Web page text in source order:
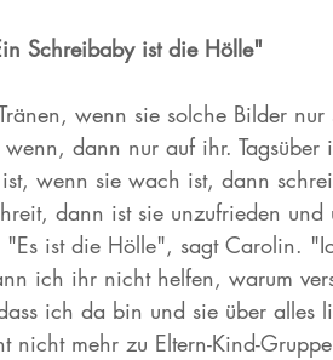
Schreibaby ist die Hölle"
wenn sie solche Bilder nur
dann nur auf ihr. Tagsüber
wenn sie wach ist, dann
dann ist sie unzufrieden
ist die Hölle", sagt Carolin.
ich ihr nicht helfen, warum
ich da bin und sie über alles
nicht mehr zu Eltern-Kind-